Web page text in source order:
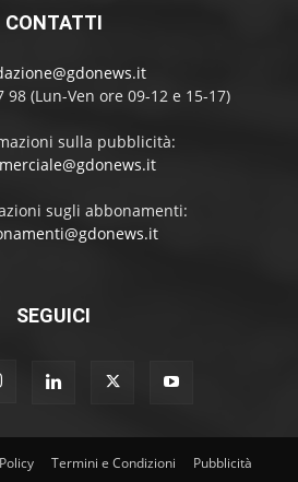
CONTATTI
98 (Lun-Ven ore 09-12 e 15-17)
sulla pubblicità:
sugli abbonamenti:
SEGUICI
Termini e Condizioni Pubblicità